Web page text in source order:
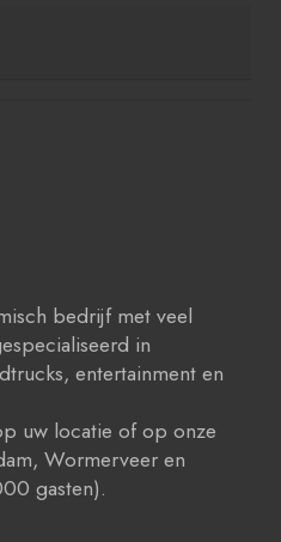
bedrijf met veel
in
entertainment en
uw locatie of op onze
Wormerveer en
gasten).